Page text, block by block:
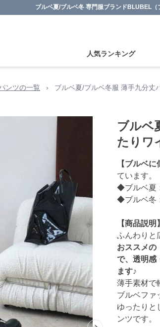
ブルベ夏/ブルベ冬 専門服ブランドBLUBEL（
人気ランキング
ンツの一覧 › ブルベ夏/ブルベ冬服 薄手九分丈
ブルベ
たりワ
【ブルベに
ています。
◆ブルベ夏
◆ブルベ冬
【商品説明】
ふんわりと
おススメの
で、透明感
ます♪
薄手素材で
ブルベファ
ゆったりと
ンツです。